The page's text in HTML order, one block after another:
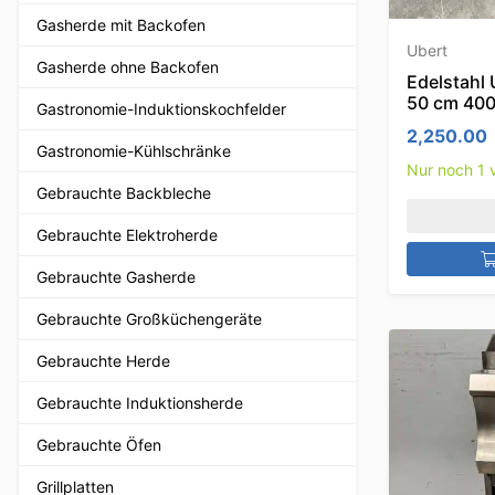
Gasherde mit Backofen
Gasherde ohne Backofen
Gastronomie-Induktionskochfelder
Gastronomie-Kühlschränke
Gebrauchte Backbleche
Gebrauchte Elektroherde
Gebrauchte Gasherde
Gebrauchte Großküchengeräte
Gebrauchte Herde
Gebrauchte Induktionsherde
Gebrauchte Öfen
Grillplatten
Ubert
Edelstahl
50 cm
2,250.00
Nur noch 1